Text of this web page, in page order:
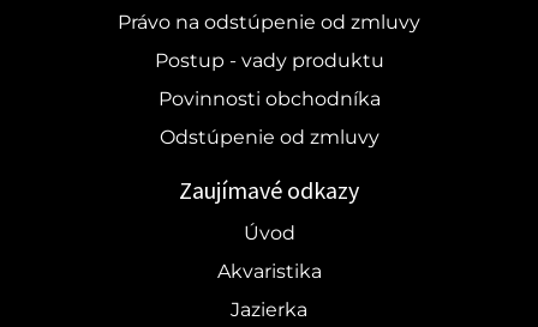
Právo na odstúpenie od zmluvy
Postup - vady produktu
Povinnosti obchodníka
Odstúpenie od zmluvy
Zaujímavé odkazy
Úvod
Akvaristika
Jazierka